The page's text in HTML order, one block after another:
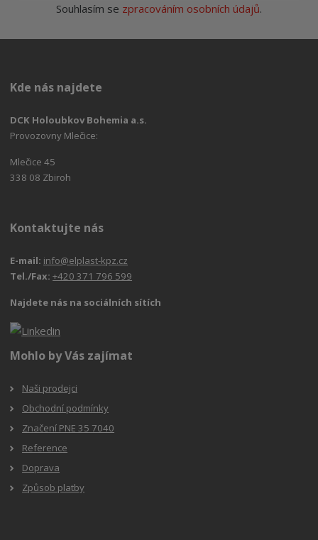
Souhlasím se zpracováním osobních údajů.
Kde nás najdete
DCK Holoubkov Bohemia a.s.
Provozovny Mlečice:
Mlečice 45
338 08 Zbiroh
Kontaktujte nás
E-mail: info@elplast-kpz.cz
Tel./Fax:+420 371 796 599
Najdete nás na sociálních sítích
Mohlo by Vás zajímat
Naši prodejci
Obchodní podmínky
Značení PNE 35 7040
Reference
Doprava
Způsob platby